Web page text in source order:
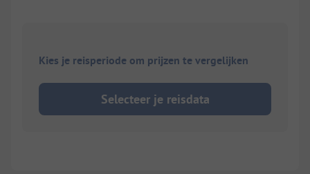
Kies je reisperiode om prijzen te vergelijken
Selecteer je reisdata